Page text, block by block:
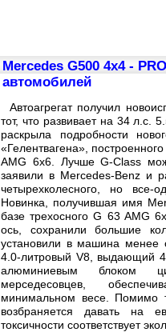
Mercedes G500 4x4 -
автомобилей
Автоагрегат получил
тот, что развивает на 34 л.с.
раскрыла подробности
«Гелентвагена»,
AMG 6x6. Лучше G-Class
заявили в Mercedes-Benz и
четырехколесного, но все-
Новинка, получившая имя
базе трехосного G 63 AMG
ось, сохранили большие
установили в машина менее
4.0-литровый V8, выдающий
алюминиевым блоком
мерседесовцев,
минимальном весе. Помимо
возбраняется давать на
токсичности соответствует